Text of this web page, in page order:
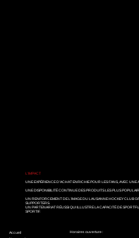
L’IMPACT
UNE EXPÉRIENCE D’ACHAT ENRICHIE POUR LES FANS, AVEC
UNE DISPONIBILITÉ CONTINUE DES PRODUITS LES PLUS
UN RENFORCEMENT DE L’IMAGE DU LAUSANNE HOCKEY CLUB
SUPPORTERS.
UN PARTENARIAT RÉUSSI QUI ILLUSTRE LA CAPACITÉ DE
SPORTIF.
Accueil
Horaires ouverture :